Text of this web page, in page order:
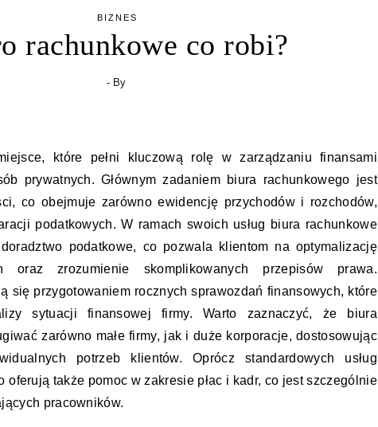
BIZNES
rachunkowe co robi?
- By
które pełni kluczową rolę w zarządzaniu finansami
prywatnych. Głównym zadaniem biura rachunkowego jest
co obejmuje zarówno ewidencję przychodów i rozchodów,
podatkowych. W ramach swoich usług biura rachunkowe
podatkowe, co pozwala klientom na optymalizację
oraz zrozumienie skomplikowanych przepisów prawa.
się przygotowaniem rocznych sprawozdań finansowych, które
sytuacji finansowej firmy. Warto zaznaczyć, że biura
zarówno małe firmy, jak i duże korporacje, dostosowując
potrzeb klientów. Oprócz standardowych usług
oferują także pomoc w zakresie płac i kadr, co jest szczególnie
pracowników.